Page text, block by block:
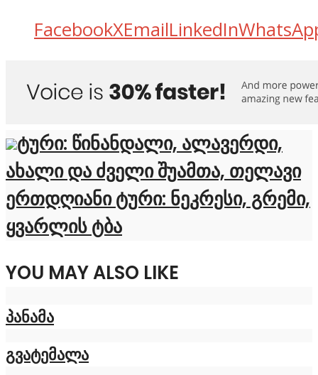
FacebookXEmailLinkedIn
ტური: წინანდალი, ალავერდი,
ახალი და ძველი შუამთა, თელავი
ერთდღიანი ტური: ნეკრესი, გრემი,
ყვარლის ტბა
YOU MAY ALSO LIKE
პანამა
გვატემალა